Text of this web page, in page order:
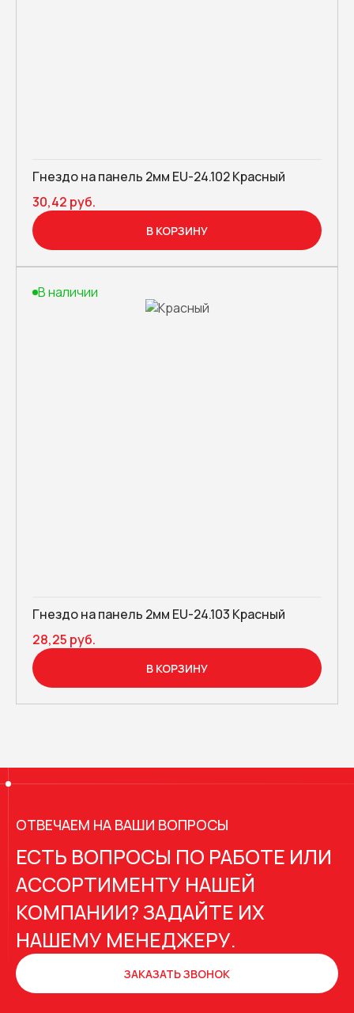
Гнездо на панель 2мм EU-24.102 Красный
30,42 руб.
В КОРЗИНУ
Гнездо на панель 2мм EU-24.103 Красный
28,25 руб.
В КОРЗИНУ
В наличии
ОТВЕЧАЕМ НА ВАШИ ВОПРОСЫ
ЕСТЬ ВОПРОСЫ ПО РАБОТЕ ИЛИ
АССОРТИМЕНТУ НАШЕЙ
КОМПАНИИ? ЗАДАЙТЕ ИХ
НАШЕМУ МЕНЕДЖЕРУ.
ЗАКАЗАТЬ ЗВОНОК